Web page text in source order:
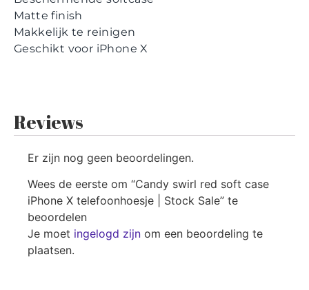
Matte finish
Makkelijk te reinigen
Geschikt voor iPhone X
Reviews
Er zijn nog geen beoordelingen.
Wees de eerste om “Candy swirl red soft case
iPhone X telefoonhoesje | Stock Sale” te
beoordelen
Je moet ingelogd zijn om een beoordeling te
plaatsen.